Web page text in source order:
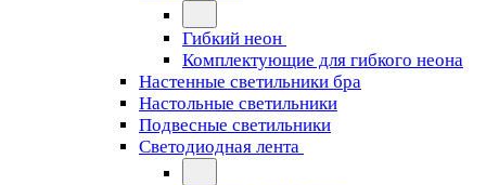
Гибкий неон
Комплектующие для гибкого неона
Настенные светильники бра
Настольные светильники
Подвесные светильники
Светодиодная лента